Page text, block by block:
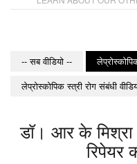
-- सब वीडियो --
लेप्रोस्कोपिक स्त्री रोग संबंधी
डॉ। आर के मिश्रा
रिपेयर